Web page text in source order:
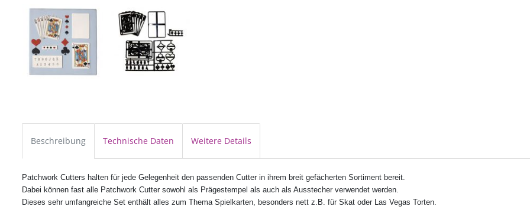
Beschreibung Technische Daten Weitere Details
Patchwork Cutters halten für jede Gelegenheit den passenden Cutter in ihrem breit gefächerten Sortiment bereit.
Dabei können fast alle Patchwork Cutter sowohl als Prägestempel als auch als Ausstecher verwendet werden.
Dieses sehr umfangreiche Set enthält alles zum Thema Spielkarten, besonders nett z.B. für Skat oder Las Vegas Torten.